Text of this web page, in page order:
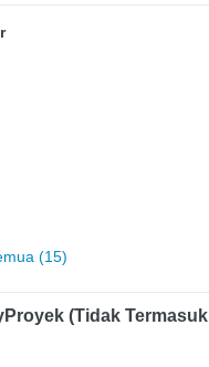
(15)
(Tidak Termasuk